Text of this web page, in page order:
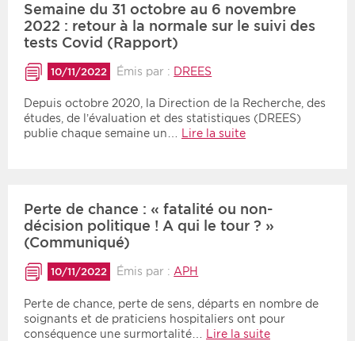
Semaine du 31 octobre au 6 novembre
2022 : retour à la normale sur le suivi des
tests Covid (Rapport)
10/11/2022 Émis par : DREES
Depuis octobre 2020, la Direction de la Recherche, des
études, de l’évaluation et des statistiques (DREES)
publie chaque semaine un… Lire la suite
Perte de chance : « fatalité ou non-
décision politique ! A qui le tour ? »
(Communiqué)
10/11/2022 Émis par : APH
Perte de chance, perte de sens, départs en nombre de
soignants et de praticiens hospitaliers ont pour
conséquence une surmortalité… Lire la suite